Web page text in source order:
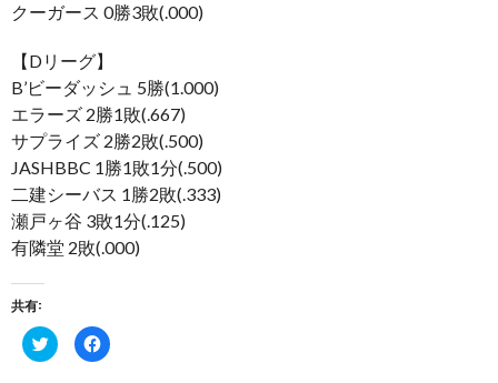
クーガース 0勝3敗(.000)
【Dリーグ】
B’ビーダッシュ 5勝(1.000)
エラーズ 2勝1敗(.667)
サプライズ 2勝2敗(.500)
JASHBBC 1勝1敗1分(.500)
二建シーバス 1勝2敗(.333)
瀬戸ヶ谷 3敗1分(.125)
有隣堂 2敗(.000)
共有:
ク
リ
Facebook
で